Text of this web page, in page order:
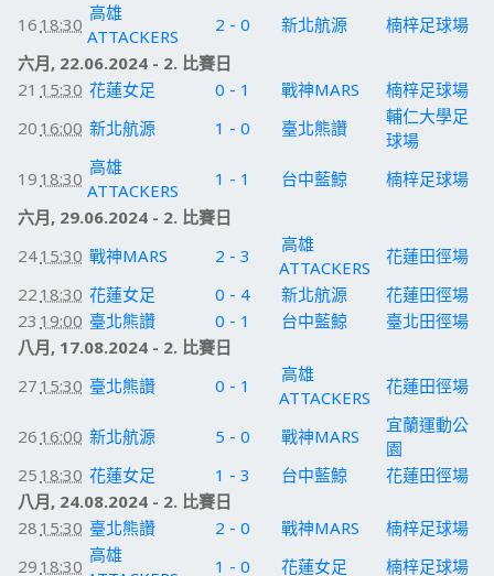
16 18:30
高雄
ATTACKERS
2 - 0 新北航源
楠梓足球場
六月, 22.06.2024 - 2. 比賽日
21 15:30 花蓮女足 0 - 1 戰神MARS
楠梓足球場
20 16:00 新北航源 1 - 0 臺北熊讚
輔仁大學足
球場
19 18:30
高雄
ATTACKERS
1 - 1 台中藍鯨
楠梓足球場
六月, 29.06.2024 - 2. 比賽日
2415:30 戰神MARS 2 - 3
高雄
ATTACKERS
花蓮田徑場
22 18:30 花蓮女足 0 - 4 新北航源
花蓮田徑場
23 19:00 臺北熊讚 0 - 1 台中藍鯨
臺北田徑場
八月, 17.08.2024 - 2. 比賽日
27 15:30 臺北熊讚 0 - 1
高雄
ATTACKERS
花蓮田徑場
26 16:00 新北航源 5 - 0 戰神MARS
宜蘭運動公
園
25 18:30 花蓮女足 1 - 3 台中藍鯨
花蓮田徑場
八月, 24.08.2024 - 2. 比賽日
28 15:30 臺北熊讚 2 - 0 戰神MARS
楠梓足球場
29 18:30
高雄
1 - 0 花蓮女足
楠梓足球場